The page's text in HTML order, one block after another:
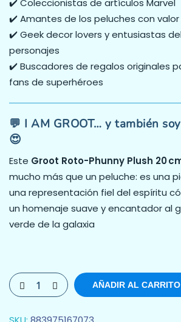
✔️ Coleccionistas de artículos Marvel
✔️ Amantes de los peluches con
✔️ Geek decor lovers y entusiastas
personajes
✔️ Buscadores de regalos originales
fans de superhéroes
💬 I AM GROOT… y también
😍
Este Groot Roto-Phunny Plush 20
mucho más que un peluche: es una
una representación fiel del espíritu
un homenaje suave y encantador al
verde de la galaxia
AÑADIR AL CARRITO